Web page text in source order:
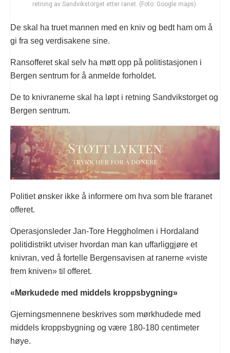
retning av Sandvikstorget etter ranet. (Foto: Google maps).
De skal ha truet mannen med en kniv og bedt ham om å
gi fra seg verdisakene sine.
Ransofferet skal selv ha møtt opp på politistasjonen i
Bergen sentrum for å anmelde forholdet.
De to knivranerne skal ha løpt i retning Sandvikstorget og
Bergen sentrum.
Politiet ønsker ikke å informere om hva som ble fraranet
offeret.
Operasjonsleder Jan-Tore Heggholmen i Hordaland
politidistrikt utviser hvordan man kan uffarliggjøre et
knivran, ved å fortelle Bergensavisen at ranerne «viste
frem kniven» til offeret.
«Mørkudede med middels kroppsbygning»
Gjerningsmennene beskrives som mørkhudede med
middels kroppsbygning og være 180-180 centimeter
høye.